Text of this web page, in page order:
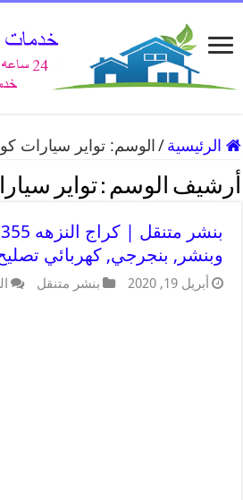
الرئيسية / الوسم:تواير سيارات
أرشيف الوسم :تواير
وبنشر, بنجرجي, كهربائي
أبريل 19, 2020 بنشر متنقل